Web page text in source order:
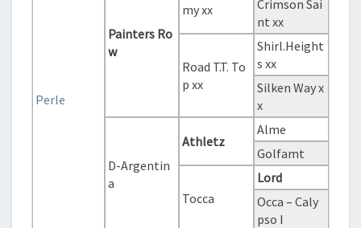
Perle
Painters Ro
w
my xx
Crimson Sai
nt xx
Road T.T. To
p xx
Shirl.Height
s xx
Silken Way x
x
D-Argentin
a
Athletz
Alme
Golfamt
Tocca
Lord
Occa – Caly
pso I